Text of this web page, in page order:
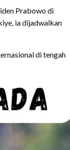
Prabowo di
ia dijadwalkan
di tengah